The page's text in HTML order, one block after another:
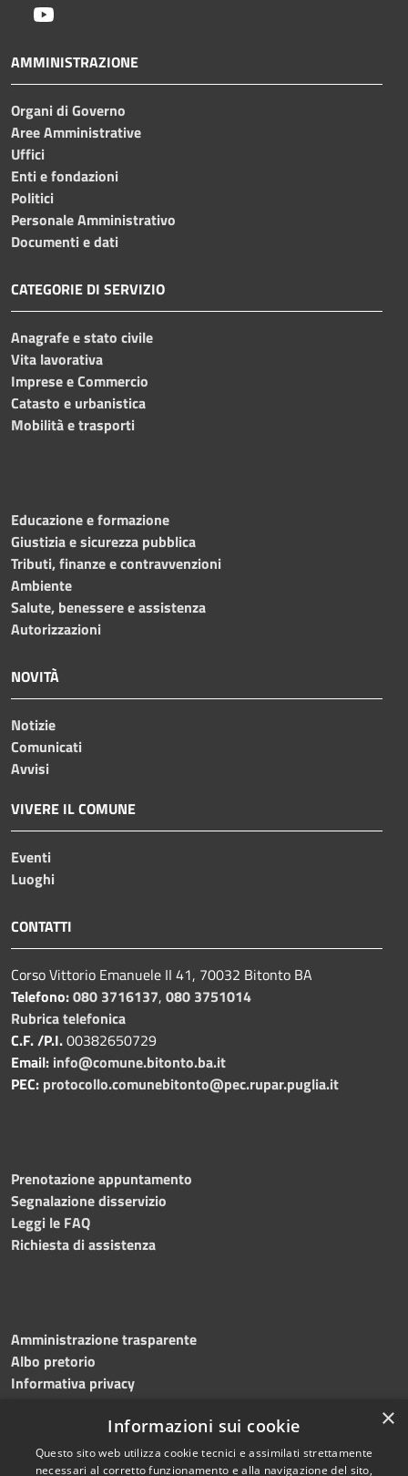
AMMINISTRAZIONE
Organi di Governo
Aree Amministrative
Uffici
Enti e fondazioni
Politici
Personale Amministrativo
Documenti e dati
CATEGORIE DI SERVIZIO
Anagrafe e stato civile
Vita lavorativa
Imprese e Commercio
Catasto e urbanistica
Mobilità e trasporti
Educazione e formazione
Giustizia e sicurezza pubblica
Tributi, finanze e contravvenzioni
Ambiente
Salute, benessere e assistenza
Autorizzazioni
NOVITÀ
Notizie
Comunicati
Avvisi
VIVERE IL COMUNE
Eventi
Luoghi
CONTATTI
Corso Vittorio Emanuele II 41, 70032 Bitonto BA
Telefono:080 3716137, 080 3751014
Rubrica telefonica
C.F. /P.I.00382650729
Email: info@comune.bitonto.ba.it
PEC: protocollo.comunebitonto@pec.rupar.puglia.it
Prenotazione appuntamento
Segnalazione disservizio
Leggi le FAQ
Richiesta di assistenza
Amministrazione trasparente
Albo pretorio
Informativa privacy
Dichiarazione di accessibilità Meccanismo di feedback ×
Informazioni sui cookie
Questo sito web utilizza cookie tecnici e assimilati strettamente
necessari al corretto funzionamento e alla navigazione del sito,